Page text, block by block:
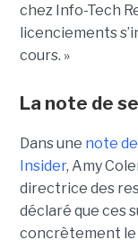
chez Info-Tech
licenciements
cours. »
La note de
Dans une note
Insider, Amy
directrice des
déclaré que ces
concrètement le